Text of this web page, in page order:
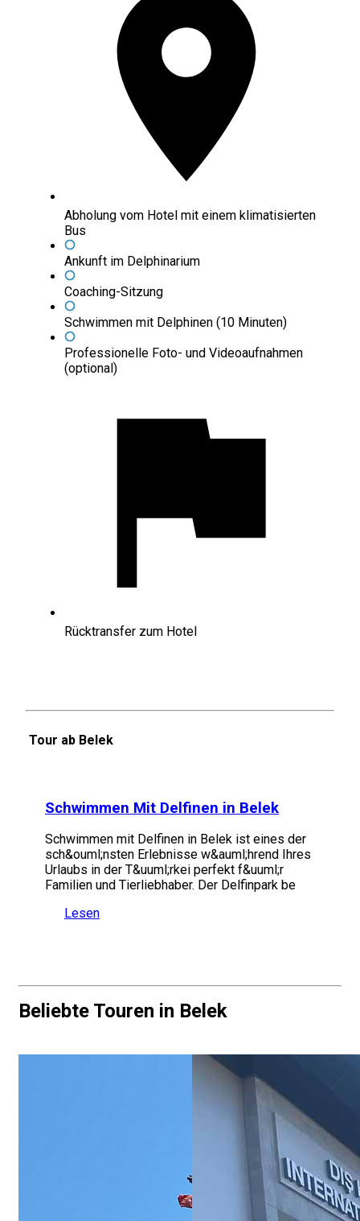
Abholung vom Hotel mit einem klimatisierten
Bus
Ankunft im Delphinarium
Coaching-Sitzung
Schwimmen mit Delphinen (10 Minuten)
Professionelle Foto- und Videoaufnahmen
(optional)
Rücktransfer zum Hotel
Tour ab Belek
Schwimmen Mit Delfinen in Belek
Schwimmen mit Delfinen in Belek ist eines der
sch&ouml;nsten Erlebnisse w&auml;hrend Ihres
Urlaubs in der T&uuml;rkei perfekt f&uuml;r
Familien und Tierliebhaber. Der Delfinpark be
Lesen
Beliebte Touren in Belek